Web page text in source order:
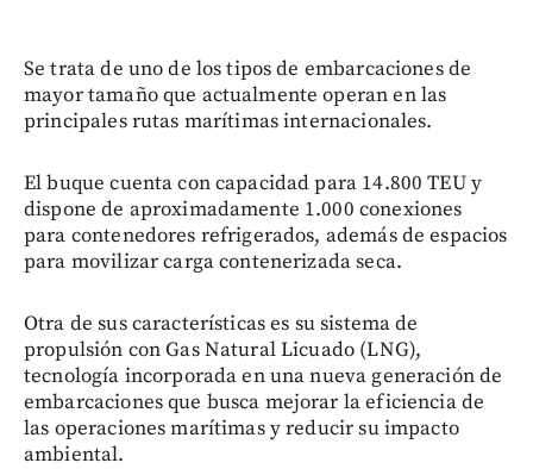
Se trata de uno de los tipos de embarcaciones de
mayor tamaño que actualmente operan en las
principales rutas marítimas internacionales.
El buque cuenta con capacidad para 14.800 TEU y
dispone de aproximadamente 1.000 conexiones
para contenedores refrigerados, además de espacios
para movilizar carga contenerizada seca.
Otra de sus características es su sistema de
propulsión con Gas Natural Licuado (LNG),
tecnología incorporada en una nueva generación de
embarcaciones que busca mejorar la eficiencia de
las operaciones marítimas y reducir su impacto
ambiental.